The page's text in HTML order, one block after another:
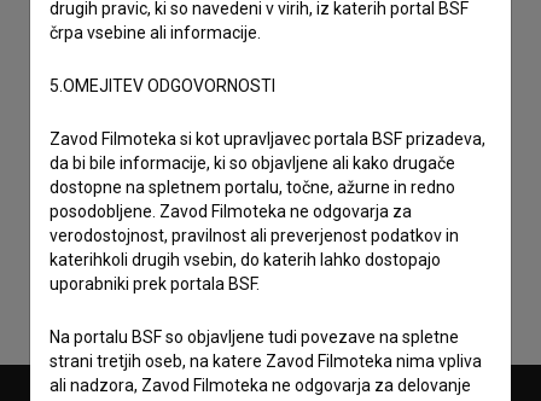
Sprejemamsplošne pogojein dajemsoglasje
zbiranje, hrambo in obdelavo osebnih podatkov.
drugih pravic, ki so navedeni v virih, iz katerih portal BSF
črpa vsebine ali informacije.
5.OMEJITEV ODGOVORNOSTI
Zavod Filmoteka si kot upravljavec portala BSF prizadeva,
da bi bile informacije, ki so objavljene ali kako drugače
dostopne na spletnem portalu, točne, ažurne in redno
posodobljene. Zavod Filmoteka ne odgovarja za
verodostojnost, pravilnost ali preverjenost podatkov in
katerihkoli drugih vsebin, do katerih lahko dostopajo
uporabniki prek portala BSF.
Na portalu BSF so objavljene tudi povezave na spletne
strani tretjih oseb, na katere Zavod Filmoteka nima vpliva
ali nadzora, Zavod Filmoteka ne odgovarja za delovanje